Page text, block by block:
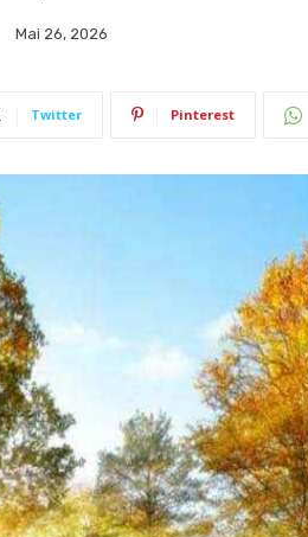
Mai 26, 2026
Twitter Pinterest